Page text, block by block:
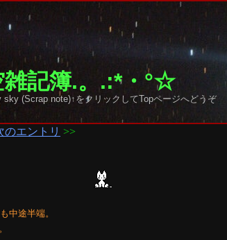
雑記簿.。.:*・°☆
sky (Scrap note)↑をクリックしてTopページへどうぞ
のエントリ >>
中途半端。